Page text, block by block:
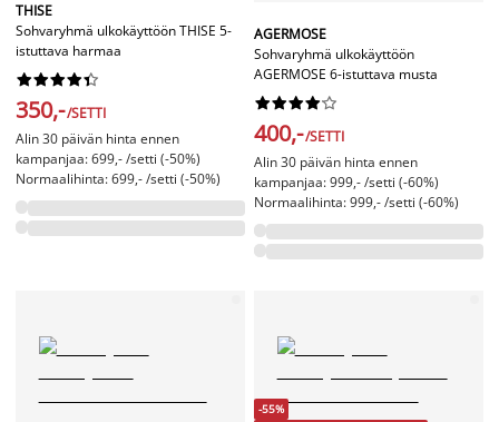
THISE
Sohvaryhmä ulkokäyttöön THISE 5-
istuttava harmaa






350,-/SETTI
Alin 30 päivän hinta ennen
kampanjaa: 699,- /setti (-50%)
Normaalihinta: 699,- /setti (-50%)
AGERMOSE
Sohvaryhmä ulkokäyttöön
AGERMOSE 6-istuttava musta






400,-/SETTI
Alin 30 päivän hinta ennen
kampanjaa: 999,- /setti (-60%)
Normaalihinta: 999,- /setti (-60%)
-55%